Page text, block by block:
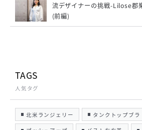
流デザイナーの挑戦-Lilose郡
(前編)
TAGS
人気タグ
北米ランジェリー タンクトップブラ